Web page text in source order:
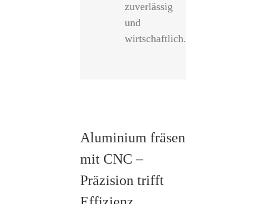
zuverlässig
und
wirtschaftlich.
Aluminium fräsen
mit CNC –
Präzision trifft